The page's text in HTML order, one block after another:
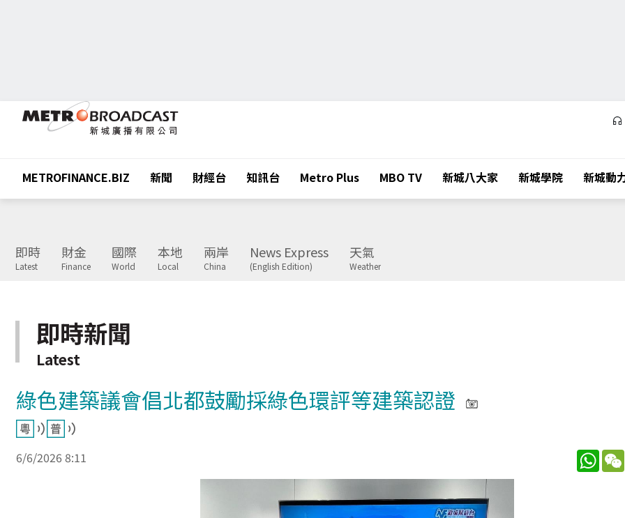
METROFINANCE.BIZ 新聞 財經台 知訊台 Metro Plus MBO TV 新城八大家 新城學院 新城動
即時
Latest
財金
Finance
國際
World
本地
Local
兩岸
China
News Express
(English Edition)
天氣
Weather
即時新聞
Latest
綠色建築議會倡北都鼓勵採綠色環評等建築認證
6/6/2026 8:11